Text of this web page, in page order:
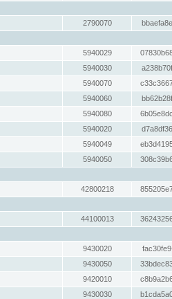
2790070
5940029
5940030
5940070
5940060
5940080
5940020
5940049
5940050
42800218
44100013
9430020
9430050
9420010
9430030